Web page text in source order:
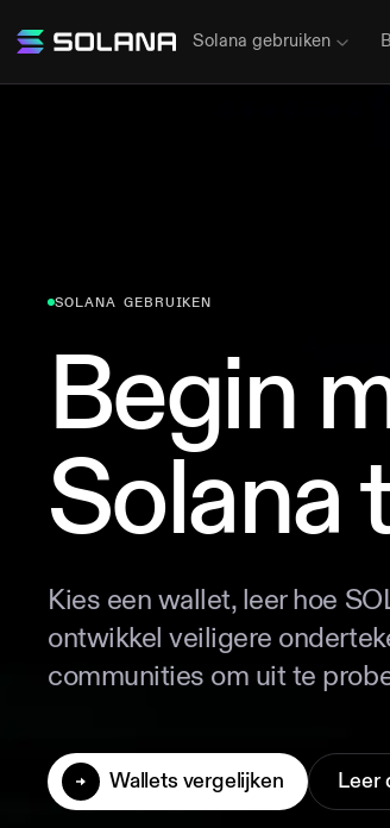
Solana gebruiken
SOLANA GEBRUIKEN
Begin
Solana
Kies een wallet, leer hoe
ontwikkel veiligere
communities om uit te
Wallets vergelijken Leer